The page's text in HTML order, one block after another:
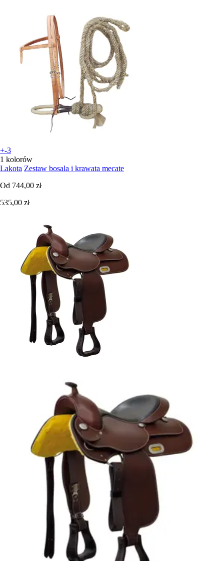
+-3
1 kolorów
Lakota Zestaw bosala i krawata mecate
Od 744,00 zł
535,00 zł